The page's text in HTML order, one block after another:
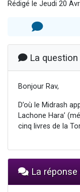
Rédigé le Jeudi 20
La question
Bonjour Rav,
D’où le Midrash
Lachone Hara’
cinq livres de la
La réponse